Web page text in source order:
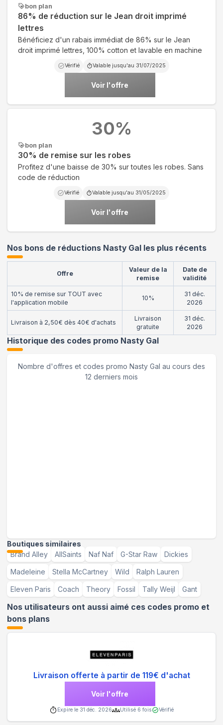
bon plan
86% de réduction sur le Jean droit imprimé
lettres
Bénéficiez d'un rabais immédiat de 86% sur le Jean
droit imprimé lettres, 100% cotton et lavable en machine
Vérifié Valable jusqu'au 31/07/2025
Voir l'offre
bon plan
30% de remise sur les robes
Profitez d'une baisse de 30% sur toutes les robes. Sans
code de réduction
Vérifié Valable jusqu'au 31/05/2025
Voir l'offre
30%
Nos bons de réductions Nasty Gal les plus récents
Offre
Valeur de la
remise
Date de
validité
10% de remise sur TOUT avec
l'application mobile
10%
31 déc.
2026
Livraison à 2,50€ dès 40€ d'achats
Livraison
gratuite
31 déc.
2026
Historique des codes promo Nasty Gal
Nombre d'offres et codes promo Nasty Gal au cours des
12 derniers mois
Boutiques similaires
Brand Alley
AllSaints Naf Naf G-Star Raw Dickies
Madeleine Stella McCartney Wild Ralph Lauren
Eleven Paris Coach Theory Fossil Tally Weijl Gant
Nos utilisateurs ont aussi aimé ces codes promo et
bons plans
Livraison offerte à partir de 119€ d'achat
Voir l'offre
Expire le 31 déc. 2026 Utilisé 6 fois Vérifié